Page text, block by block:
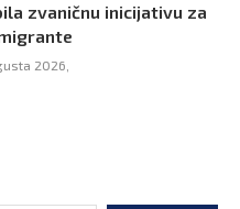
zvaničnu inicijativu za
2026,